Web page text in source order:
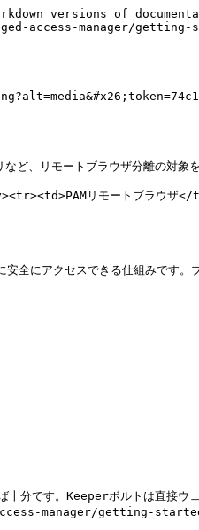
versions of
manager/getting-
ど、リモートブラウザ分離の対象を
リモートブラウザ</
全にアクセスできる仕組みです
分です。Keeperボルトは直接ウ
access-manager/getting-